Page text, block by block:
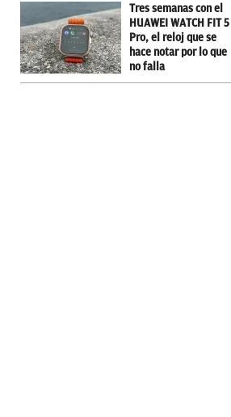
Tres semanas con el
HUAWEI WATCH FIT 5
Pro, el reloj que se
hace notar por lo que
no falla